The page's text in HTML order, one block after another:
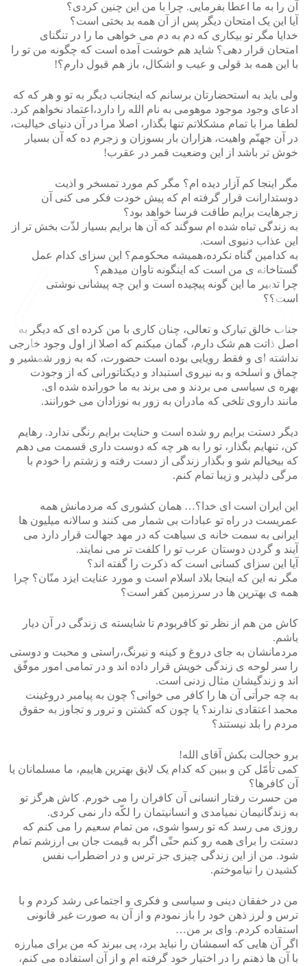
آن را به ما اعطا بفرمایی. چرا با من این چنین کردی؟
آیا این یک امتحان دیگر پس از آن همه بد بختی است؟
خدایا مگر تو بیکاری که دم به دم می خواهی ما را در تنگنای
امتحان قرار دهی؟ شاید هم خوشت آمده است که چگونه من تو را
با این همه بد قولی و عیب و اشکال، باز هم قبول دارم؟!
ولی باید به استحضارتان برسانم که اینجانب دیگر به تو و هر که که
ادعای وجود موجود موهومی به نام الله را دارد،اعتماد نخواهم کرد.
لطفا مرا با تمام مشکلاتم تنها بگذار، اصلا مرا در آن دنیای خیالیت،
در آن جهنّم واهیت، هزاران بار بسوزان و زجرم ده که آن بسیار
خوش تر باشد از این وضعیت قمر در عقرب!
مگر اینجا کم آزار دیده ام؟ مگر کم مورد تمسخر و اذیت
دوستدارانت قرار گرفته ام که پیش خودت فکر می کنی آن
زجرهایت برایم طاقت فرسا خواهد بود؟
به زندگی تباه شده ام سوگند که آن ها برایم بسیار لذّت بخش تر از
این عذاب دنیوی است.
به کدامین گناه نکرده،همیشه محکومم؟ این سزای کدام عمل
گستاخانه ی من است که اینگونه تاوان میدهم؟
چرا تدبیر ما این گونه پیچیده است و این چه پیشانی نوشتی
است؟؟
جناب خالق تبارک و تعالی، چنان کاری با من کرده ای که دیگر به
اصل ذاتت هم شک دارم، گمان میکنم که اصلا از اول وجود خارجی
نداشته ای و فقط رویایی بوده است حضورت، که به زور شمشیر و
چماق و اسلحه و به نیروی استبداد و دیکتاتورانی که از وجودت
بهره ی سیاسی می بردند و می برند به ما خورانده شده ای.
مانند داروی تلخی که مادران به زور به نوزادان می خورانند.
دیگر دستت برایم رو شده است و حنایت برایم رنگی ندارد. رهایم
کن، تنهایم بگذار، تو را به هر چه که دوست داری قسمت می دهم
که بیخیالم شو و بگذار زندگی از دست رفته و زشتم را خودم با
مرگی دلپذیر و زیبا تمام کنم.
این ایران است ای خدا؟… همان کشوری که مردمانش همه
عمریست در راه تو عبادات بی شمار می کنند و سالانه میلیون ها
ایرانی به سمت خانه ی سیاهت که در مهد جهالت قرار دارد می
آیند و گردن دوستان عرب تو را کلفت تر می نمایند.
آیا این سزای کسانی است که ذکرت را گفته اند؟
مگر نه این که اینجا بلاد اسلام است و مورد عنایت ایزد منّان؟ چرا
همه ی بهترین ها در سرزمین کفر است؟
کاش من هم از نظر تو کافربودم تا شایسته ی زندگی در آن دیار
باشم.
مردمانشان به جای دروغ و کینه و نیرنگ،راستی و محبت و دوستی
را سر لوحه ی زندگی خویش قرار داده اند و در تمامی امور موفّق
اند و زندگیشان مثال زدنی است.
به چه جرأتی آن ها را کافر می خوانی؟ چون به پیامبر دروغینت
محمد اعتقادی ندارند؟ یا چون که کشتن و ترور و تجاوز به حقوق
مردم را بلد نیستند؟
برو خجالت بکش آقای الله!
کمی تأمّل کن و ببین که کدام یک لایق بهترین هاییم، ما مسلمانان یا
آن کافرها؟
من حسرت رفتار انسانی آن کافران را می خورم. کاش هرگز تو
به زندگانیمان نمیامدی و انسانیتمان را لکّه دار نمی کردی.
روزی می رسد که تو رسوا شوی، من تمام سعیم را می کنم که
دستت را برای همه رو کنم حتّی اگر به قیمت جان بی ارزشم تمام
شود. من از این زندگی چیزی جز ترس و در اضطراب نفس
کشیدن را نیاموختم.
من در خفقان دینی و سیاسی و فکری و اجتماعی رشد کردم و با
ترس و لرز ذهن خود را باز نمودم و از آن به صورت غیر قانونی
استفاده کردم. وای بر من…
اگر آن هایی که اسمشان را نباید برد، پی ببرند که من برای مبارزه
با آن ها ذهنم را در اختیار خود گرفته ام و از آن استفاده می کنم،
<
>